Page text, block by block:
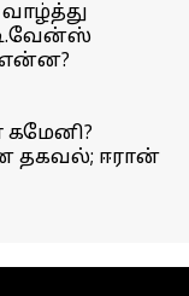
என்ன?
கமேனி?
தகவல்; ஈரான்